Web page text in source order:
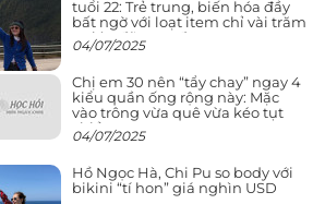
tuổi 22: Trẻ trung, biến hóa đầy
bất ngờ với loạt item chỉ vài trăm
nghìn đã mua được
04/07/2025
Chị em 30 nên “tẩy chay” ngay 4
kiểu quần ống rộng này: Mặc
vào trông vừa quê vừa kéo tụt
chiều cao
04/07/2025
Hồ Ngọc Hà, Chi Pu so body với
bikini “tí hon” giá nghìn USD